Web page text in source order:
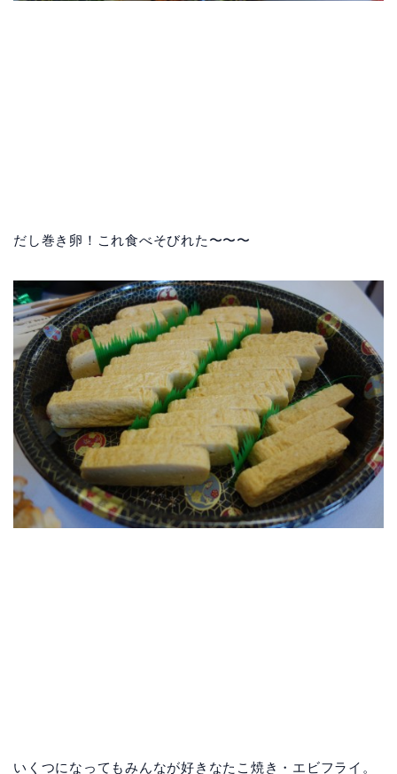
だし巻き卵！これ食べそびれた〜〜〜
いくつになってもみんなが好きなたこ焼き・エビフライ。